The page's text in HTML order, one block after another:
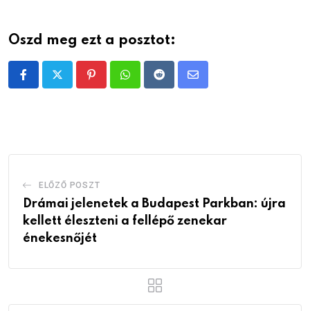
Oszd meg ezt a posztot:
PinterestWhatsappRedditShare
ELŐZŐ POSZT
Drámai jelenetek a Budapest Parkban: újra
kellett éleszteni a fellépő zenekar
énekesnőjét